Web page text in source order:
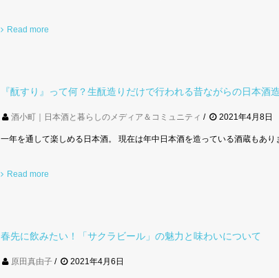
Read more
『酛すり』って何？生酛造りだけで行われる昔ながらの日本酒
酒小町｜日本酒と暮らしのメディア＆コミュニティ 2021年4月8日
一年を通して楽しめる日本酒。 現在は年中日本酒を造っている酒蔵もあ
Read more
春先に飲みたい！「サクラビール」の魅力と味わいについて
原田真由子 2021年4月6日